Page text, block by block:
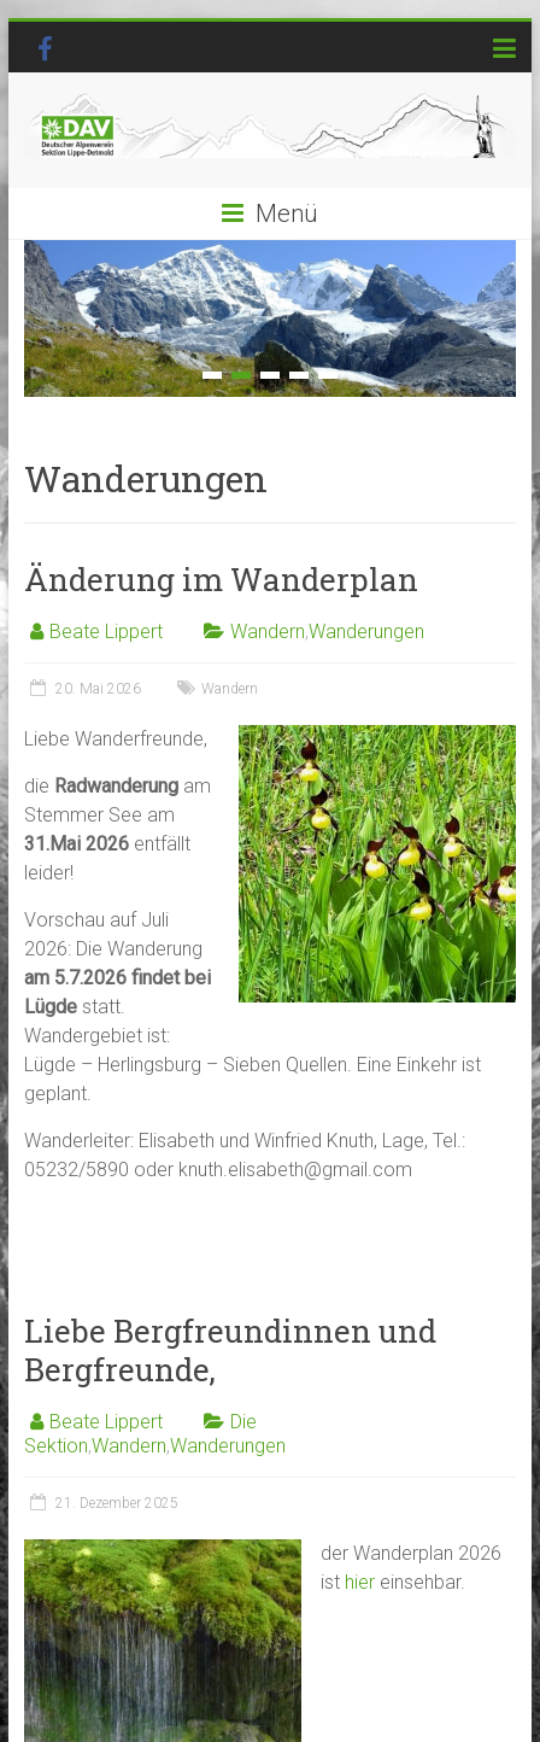
Menü
Wanderungen
Änderung im Wanderplan
Beate Lippert Wandern,Wanderungen
20. Mai 2026 Wandern
Liebe Wanderfreunde,
die Radwanderungam
Stemmer See am
31.Mai 2026entfällt
leider!
Vorschau auf Juli
2026: Die Wanderung
am 5.7.2026 findet bei
Lügdestatt.
Wandergebiet ist:
Lügde – Herlingsburg – Sieben Quellen. Eine Einkehr ist
geplant.
Wanderleiter: Elisabeth und Winfried Knuth, Lage, Tel.:
05232/5890 oder knuth.elisabeth@gmail.com
Liebe Bergfreundinnen und
Bergfreunde,
Beate Lippert
Die
Sektion,Wandern,Wanderungen
21. Dezember 2025
der Wanderplan 2026
ist hier einsehbar.